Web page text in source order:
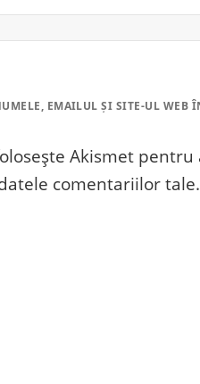
EMAILUL ȘI SITE-UL WEB
Akismet
comentariilor tale.